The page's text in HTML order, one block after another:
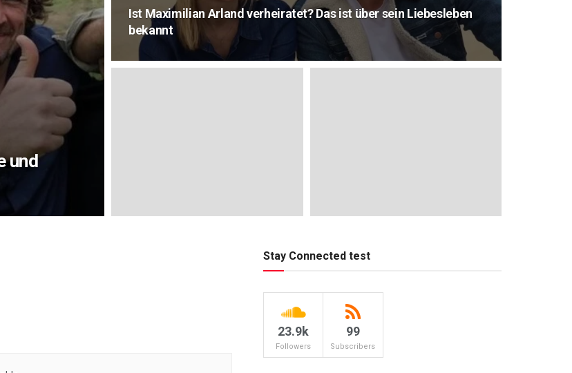
und
Ist Maximilian Arland verheiratet? Das ist über sein Liebesleben
bekannt
Stay Connected test
23.9k
Followers
99
Subscribers